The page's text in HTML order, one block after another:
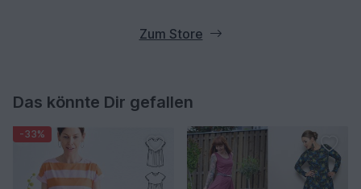
Zum Store
Das könnte Dir gefallen
-33%